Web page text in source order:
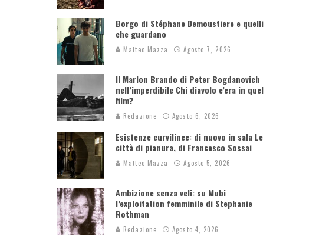
Borgo di Stéphane Demoustiere e quelli
che guardano
Matteo Mazza Agosto 7, 2026
Il Marlon Brando di Peter Bogdanovich
nell’imperdibile Chi diavolo c’era in quel
film?
Redazione Agosto 6, 2026
Esistenze curvilinee: di nuovo in sala Le
città di pianura, di Francesco Sossai
Matteo Mazza Agosto 5, 2026
Ambizione senza veli: su Mubi
l’exploitation femminile di Stephanie
Rothman
Redazione Agosto 4, 2026